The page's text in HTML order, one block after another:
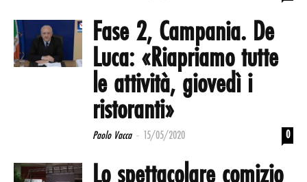
Fase 2, Campania. De
Luca: «Riapriamo tutte
le attività, giovedì i
ristoranti»
Paolo Vacca - 15/05/2020 0
Lo spettacolare comizio